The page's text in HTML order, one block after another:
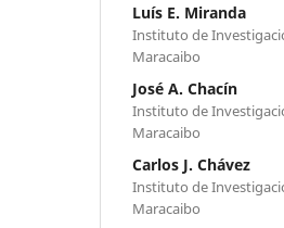
Luís E. Miranda
Instituto de
Maracaibo
José A. Chacín
Instituto de
Maracaibo
Carlos J. Chávez
Instituto de
Maracaibo